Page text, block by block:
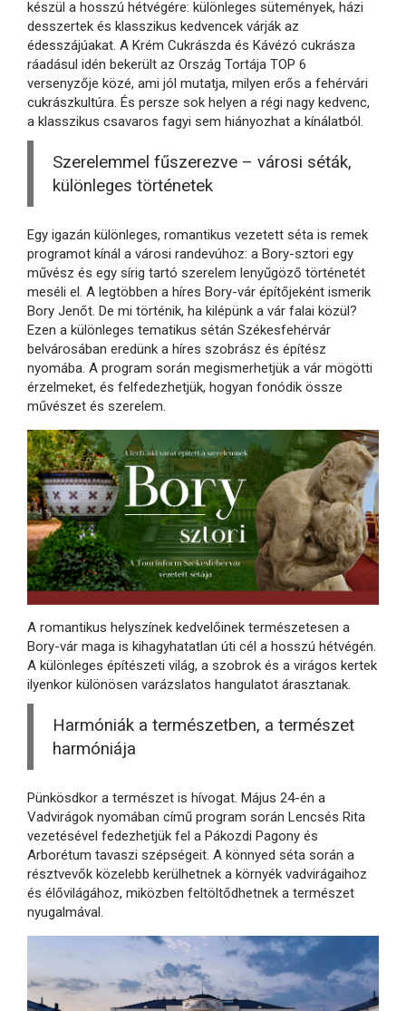
készül a hosszú hétvégére: különleges sütemények, házi
desszertek és klasszikus kedvencek várják az
édesszájúakat. A Krém Cukrászda és Kávézó cukrásza
ráadásul idén bekerült az Ország Tortája TOP 6
versenyzője közé, ami jól mutatja, milyen erős a fehérvári
cukrászkultúra. És persze sok helyen a régi nagy kedvenc,
a klasszikus csavaros fagyi sem hiányozhat a kínálatból.
Szerelemmel fűszerezve – városi séták,
különleges történetek
Egy igazán különleges, romantikus vezetett séta is remek
programot kínál a városi randevúhoz: a Bory-sztori egy
művész és egy sírig tartó szerelem lenyűgöző történetét
meséli el. A legtöbben a híres Bory-vár építőjeként ismerik
Bory Jenőt. De mi történik, ha kilépünk a vár falai közül?
Ezen a különleges tematikus sétán Székesfehérvár
belvárosában eredünk a híres szobrász és építész
nyomába. A program során megismerhetjük a vár mögötti
érzelmeket, és felfedezhetjük, hogyan fonódik össze
művészet és szerelem.
A romantikus helyszínek kedvelőinek természetesen a
Bory-vár maga is kihagyhatatlan úti cél a hosszú hétvégén.
A különleges építészeti világ, a szobrok és a virágos kertek
ilyenkor különösen varázslatos hangulatot árasztanak.
Harmóniák a természetben, a természet
harmóniája
Pünkösdkor a természet is hívogat. Május 24-én a
Vadvirágok nyomában című program során Lencsés Rita
vezetésével fedezhetjük fel a Pákozdi Pagony és
Arborétum tavaszi szépségeit. A könnyed séta során a
résztvevők közelebb kerülhetnek a környék vadvirágaihoz
és élővilágához, miközben feltöltődhetnek a természet
nyugalmával.